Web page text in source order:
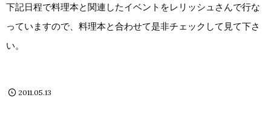
下記日程で料理本と関連したイベントをレリッシュさんで行な
っていますので、料理本と合わせて是非チェックして見て下さ
い。
2011.05.13